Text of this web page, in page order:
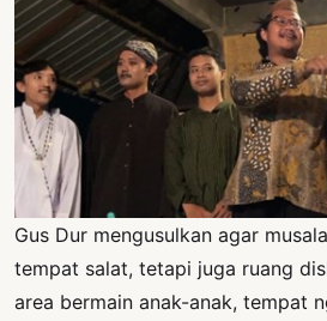
Gus Dur mengusulkan agar
tempat salat, tetapi juga ruang
area bermain anak-anak, tempat